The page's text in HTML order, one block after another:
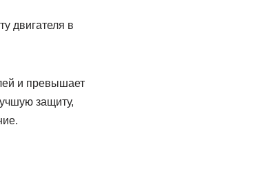
двигателя в
и превышает
защиту,